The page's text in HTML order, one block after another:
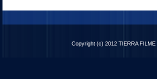
Copyright (c) 2012 TIERRA FILME